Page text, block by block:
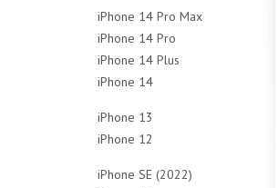
Чехлы
Чехлы
Чехлы
Чехлы
iPhone 14 Pro Max
128Gb
256Gb
512Gb
Чехлы
iPhone 14 Pro
128Gb
256Gb
iPhone 14 Plus
128Gb
iPhone 14
Чехлы
iPhone 13
128Gb
iPhone 12
iPhone SE (2022)